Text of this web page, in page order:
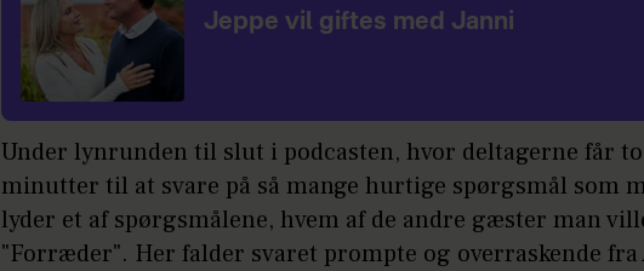
Jeppe vil giftes med Janni
Under lynrunden til slut i podcasten, hvor deltagerne får to
minutter til at svare på så mange hurtige spørgsmål som
lyder et af spørgsmålene, hvem af de andre gæster man
"Forræder". Her falder svaret prompte og overraskende fra